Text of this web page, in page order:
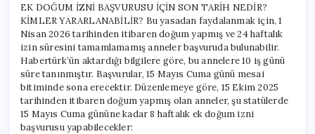
için
EK DOĞUM İZNİ BAŞVURUSU İÇİN SON TARİH NEDİR?
KİMLER YARARLANABİLİR? Bu yasadan faydalanmak için, 1
Nisan 2026 tarihinden itibaren doğum yapmış ve 24 haftalık
izin süresini tamamlamamış anneler başvuruda bulunabilir.
Habertürk’ün aktardığı bilgilere göre, bu annelere 10 iş günü
süre tanınmıştır. Başvurular, 15 Mayıs Cuma günü mesai
bitiminde sona erecektir. Düzenlemeye göre, 15 Ekim 2025
tarihinden itibaren doğum yapmış olan anneler, şu statülerde
15 Mayıs Cuma gününe kadar 8 haftalık ek doğum izni
başvurusu yapabilecekler: